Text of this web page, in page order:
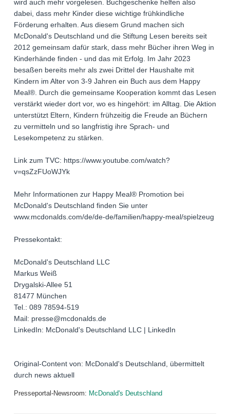
wird auch mehr vorgelesen. Buchgeschenke helfen also
dabei, dass mehr Kinder diese wichtige frühkindliche
Förderung erhalten. Aus diesem Grund machen sich
McDonald's Deutschland und die Stiftung Lesen bereits seit
2012 gemeinsam dafür stark, dass mehr Bücher ihren Weg in
Kinderhände finden - und das mit Erfolg. Im Jahr 2023
besaßen bereits mehr als zwei Drittel der Haushalte mit
Kindern im Alter von 3-9 Jahren ein Buch aus dem Happy
Meal®. Durch die gemeinsame Kooperation kommt das Lesen
verstärkt wieder dort vor, wo es hingehört: im Alltag. Die Aktion
unterstützt Eltern, Kindern frühzeitig die Freude an Büchern
zu vermitteln und so langfristig ihre Sprach- und
Lesekompetenz zu stärken.
Link zum TVC: https://www.youtube.com/watch?
v=qsZzFUoWJYk
Mehr Informationen zur Happy Meal® Promotion bei
McDonald's Deutschland finden Sie unter
www.mcdonalds.com/de/de-de/familien/happy-meal/spielzeug
Pressekontakt:
McDonald's Deutschland LLC
Markus Weiß
Drygalski-Allee 51
81477 München
Tel.: 089 78594-519
Mail: presse@mcdonalds.de
LinkedIn: McDonald's Deutschland LLC | LinkedIn
Original-Content von: McDonald's Deutschland, übermittelt
durch news aktuell
Presseportal-Newsroom: McDonald's Deutschland